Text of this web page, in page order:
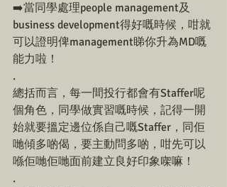
➡️當同學處理people management及
business development得好嘅時候，咁就
可以證明俾management睇你升為MD嘅
能力啦！
.
總括而言，每一間投行都會有Staffer呢
個角色，同學做實習嘅時候，記得一開
始就要搵定邊位係自己嘅Staffer，同佢
哋傾多啲偈，要主動問多啲，咁先可以
喺佢哋佢哋面前建立良好印象㗎嘛！
.